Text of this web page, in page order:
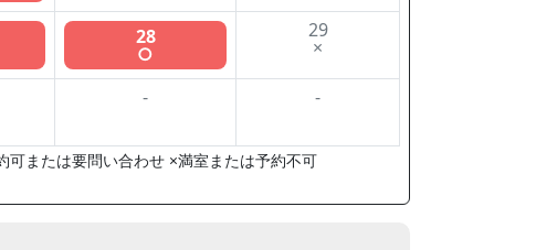
28
○
29
×
- -
または要問い合わせ ×満室または予約不可